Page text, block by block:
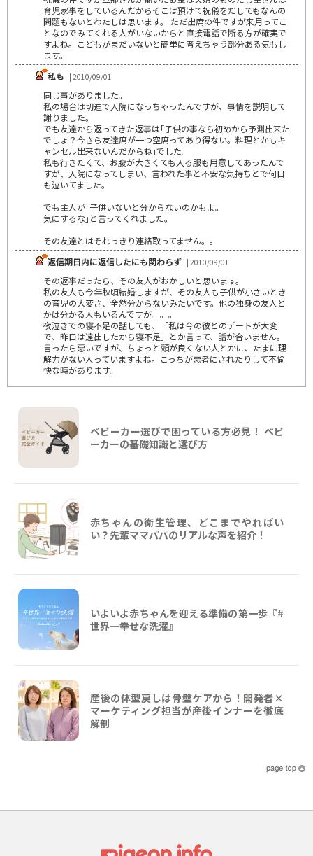
育児家事をしているんだからそこは預けて祝儀をだしてもなんの
問題もないとわたしは思います。 ただ出席の件ですが来月ってこ
となのでみてくれる人がいないからと直接電話で断る方が確実で
すよね。こどもがまだいないと簡単に考えちゃう部分ある気もし
ます。
私も | 2010/09/01
同じ事がありました。
私の場合は切迫で入院になっちゃったんですが、事情を説明して
謝りました。
でも友達から返ってきた返事は｢子供の事なら初めから予測出来た
でしょ？今さら友達席が一つ空席ってあり得ない。料理とかもキ
ャンセル出来ないんだからね｣でした。
私も行きたくて、お腹が大きくても入る服も用意してあったんで
すが、入院になってしまい、言われた事と不安な気持ちとで何日
も泣いてました。
でも主人が｢子供いないと分からないのかもよ。
気にするな｣と言ってくれました。
その友達とはそれっきり連絡取ってません。。
返信期日内に返信したにも関わらず | 2010/09/01
その返事だったら、その友人がおかしいと思います。
私の友人も今年秋頃結婚しますが、その友人も子供が小さいとき
の育児の大変さ、全然分からないみたいです。他の独身の友人と
かは分かる人もいるんですが。。。
夜泣きでの寝不足の話しても、「私は今の彼とのデートが大変
で、昨日は遠出したから寝不足」とか言って、話が合いません。
言ったら悪いですが、ちょっと頭が良くない人とかに、たまに理
解力がない人っていますよね。こっちが悪者にされたりして不愉
快な時があります。
ベビーカー選びで困っている方必見！ ベビ
ーカーの基礎知識と選び方
赤ちゃんの衛生管理、どこまでやればい
い？先輩ママパパのリアルな声を紹介！
いよいよ赤ちゃんを迎える準備の第一歩『#
世界一幸せな洗濯』
産後の体型戻しは骨盤ケアから！開発者×
マーケティング担当が産後インナーを徹底
解剖